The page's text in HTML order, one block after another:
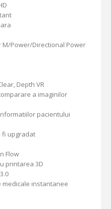
M/Power/Directional Power
Depth VR
a imaginilor
pacientului
fi upgradat
Flow
printarea 3D
medicale instantanee